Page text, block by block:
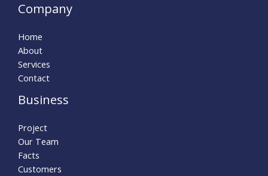
Company
Home
About
Services
Contact
Business
Project
Our Team
Facts
Customers